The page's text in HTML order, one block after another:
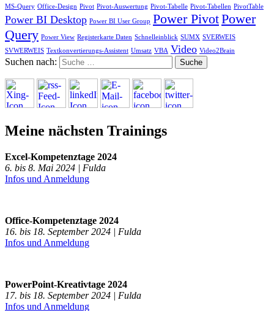
MS-Query Office-Design Pivot Pivot-Auswertung Pivot-Tabelle Pivot-Tabellen PivotTable
Power BI Desktop Power BI User Group Power PivotPower
Query Power View Registerkarte Daten Schnelleinblick SUMX SVERWEIS
SVWERWEIS Textkonvertierungs-Assistent Umsatz VBA Video Video2Brain
Suchen nach:
Meine nächsten Trainings
Excel-Kompetenztage 2024
6. bis 8. Mai 2024 | Fulda
Infos und Anmeldung
Office-Kompetenztage 2024
16. bis 18. September 2024 | Fulda
Infos und Anmeldung
PowerPoint-Kreativtage 2024
17. bis 18. September 2024 | Fulda
Infos und Anmeldung